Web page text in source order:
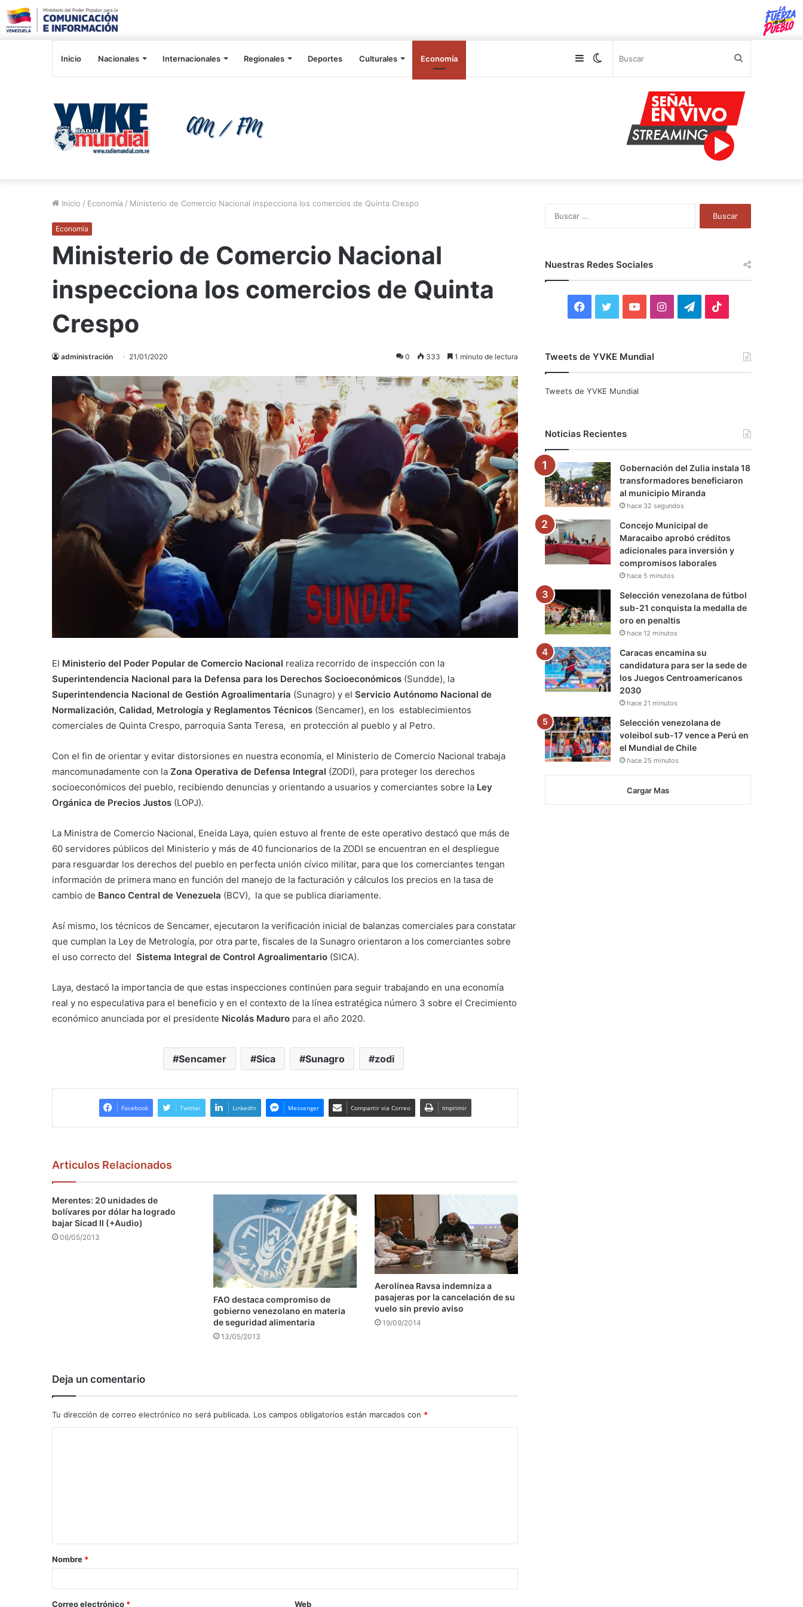
Inicio Nacionales Internacionales Regionales Deportes Culturales Economía Switch
Sidebar
Inicio / Economía / Ministerio de Comercio Nacional inspecciona los comercios de Quinta Crespo
Economía
Ministerio de Comercio Nacional
inspecciona los comercios de Quinta
Crespo
administración 21/01/2020 0 333 1 minuto de lectura
El Ministerio del Poder Popular de Comercio Nacional realiza recorrido de inspección con la
Superintendencia Nacional para la Defensa para los Derechos Socioeconómicos (Sundde), la
Superintendencia Nacional de Gestión Agroalimentaria (Sunagro) y el Servicio Autónomo Nacional de
Normalización, Calidad, Metrología y Reglamentos Técnicos (Sencamer), en los establecimientos
comerciales de Quinta Crespo, parroquia Santa Teresa, en protección al pueblo y al Petro.
Con el fin de orientar y evitar distorsiones en nuestra economía, el Ministerio de Comercio Nacional trabaja
mancomunadamente con la Zona Operativa de Defensa Integral (ZODI), para proteger los derechos
socioeconómicos del pueblo, recibiendo denuncias y orientando a usuarios y comerciantes sobre la Ley
Orgánica de Precios Justos (LOPJ).
La Ministra de Comercio Nacional, Eneida Laya, quien estuvo al frente de este operativo destacó que más de
60 servidores públicos del Ministerio y más de 40 funcionarios de la ZODI se encuentran en el despliegue
para resguardar los derechos del pueblo en perfecta unión cívico militar, para que los comerciantes tengan
información de primera mano en función del manejo de la facturación y cálculos los precios en la tasa de
cambio de Banco Central de Venezuela (BCV), la que se publica diariamente.
Así mismo, los técnicos de Sencamer, ejecutaron la verificación inicial de balanzas comerciales para constatar
que cumplan la Ley de Metrología, por otra parte, fiscales de la Sunagro orientaron a los comerciantes sobre
el uso correcto del Sistema Integral de Control Agroalimentario (SICA).
Laya, destacó la importancia de que estas inspecciones continúen para seguir trabajando en una economía
real y no especulativa para el beneficio y en el contexto de la línea estratégica número 3 sobre el Crecimiento
económico anunciada por el presidente Nicolás Maduro para el año 2020.
Sencamer Sica Sunagro zodi
Facebook Twitter LinkedIn Messenger Compartir via Correo Imprimir
Articulos Relacionados
Merentes: 20 unidades de
bolívares por dólar ha logrado
bajar Sicad II (+Audio)
06/05/2013
FAO destaca compromiso de
gobierno venezolano en materia
de seguridad alimentaria
13/05/2013
Aerolínea Ravsa indemniza a
pasajeras por la cancelación de su
vuelo sin previo aviso
19/09/2014
Deja un comentario
Tu dirección de correo electrónico no será publicada. Los campos obligatorios están marcados con *
a
r
Nombre *
Correo electrónico * Web
Nuestras Redes Sociales
F
c
o
k
i
r
Y
u
e
I
r
a
m
T
a
m
Tweets de YVKE Mundial
Tweets de YVKE Mundial
Noticias Recientes
Gobernación del Zulia instala 18
transformadores beneficiaron
al municipio Miranda
hace 32 segundos
Concejo Municipal de
Maracaibo aprobó créditos
adicionales para inversión y
compromisos laborales
hace 5 minutos
Selección venezolana de fútbol
sub-21 conquista la medalla de
oro en penaltis
hace 12 minutos
Caracas encamina su
candidatura para ser la sede de
los Juegos Centroamericanos
2030
hace 21 minutos
Selección venezolana de
voleibol sub-17 vence a Perú en
el Mundial de Chile
hace 25 minutos
Cargar Mas